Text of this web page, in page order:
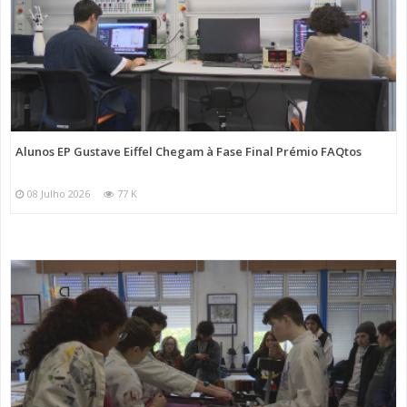
Alunos EP Gustave Eiffel Chegam à Fase Final Prémio FAQtos
08 Julho 2026 77 K